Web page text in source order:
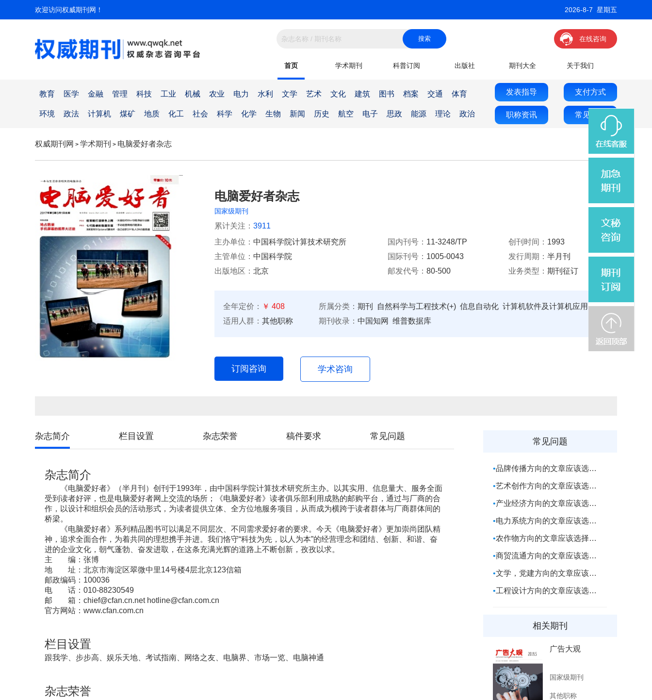
欢迎访问权威期刊网！ 2026-8-7 星期五
在线咨询
首页 学术期刊 科普订阅 出版社 期刊大全 关于我们
教育 医学 金融 管理 科技 工业 机械 农业 电力 水利 文学 艺术 文化 建筑 图书 档案 交通 体育
环境 政法 计算机 煤矿 地质 化工 社会 科学 化学 生物 新闻 历史 航空 电子 思政 能源 理论 政治
发表指导 支付方式
职称资讯 常见问题
权威期刊网 > 学术期刊 > 电脑爱好者杂志
电脑爱好者杂志
国家级期刊
累计关注： 3911
主办单位： 中国科学院计算技术研究所 国内刊号： 11-3248/TP 创刊时间： 1993
主管单位： 中国科学院 国际刊号： 1005-0043 发行周期： 半月刊
出版地区： 北京 邮发代号： 80-500 业务类型： 期刊征订
全年定价： ￥ 408 所属分类： 期刊 自然科学与工程技术(+) 信息自动化 计算机软件及计算机应用
适用人群： 其他职称 期刊收录： 中国知网 维普数据库
订阅咨询 学术咨询
杂志简介 栏目设置 杂志荣誉 稿件要求 常见问题
杂志简介
《电脑爱好者》（半月刊）创刊于1993年，由中国科学院计算技术研究所主办。以其实用、信息量大、服务全面
受到读者好评，也是电脑爱好者网上交流的场所；《电脑爱好者》读者俱乐部利用成熟的邮购平台，通过与厂商的合
作，以设计和组织会员的活动形式，为读者提供立体、全方位地服务项目，从而成为横跨于读者群体与厂商群体间的
桥梁。
《电脑爱好者》系列精品图书可以满足不同层次、不同需求爱好者的要求。今天《电脑爱好者》更加崇尚团队精
神，追求全面合作，为着共同的理想携手并进。我们恪守“科技为先，以人为本”的经营理念和团结、创新、和谐、奋
进的企业文化，朝气蓬勃、奋发进取，在这条充满光辉的道路上不断创新，孜孜以求。
主 编：张博
地 址：北京市海淀区翠微中里14号楼4层北京123信箱
邮政编码：100036
电 话：010-88230549
邮 箱：chief@cfan.cn.net hotline@cfan.com.cn
官方网站：www.cfan.com.cn
栏目设置
跟我学、步步高、娱乐天地、考试指南、网络之友、电脑界、市场一览、电脑神通
杂志荣誉
常见问题
品牌传播方向的文章应该选择什么期刊
艺术创作方向的文章应该选择什么期刊
产业经济方向的文章应该选择什么期刊
电力系统方向的文章应该选择什么期刊
农作物方向的文章应该选择期刊
商贸流通方向的文章应该选择什么期刊
文学，党建方向的文章应该选择什么期刊
工程设计方向的文章应该选择什么期刊
相关期刊
广告大观
国家级期刊
其他职称